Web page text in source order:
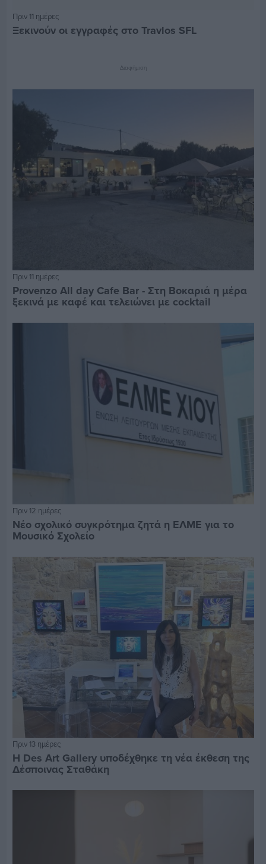
Πριν 11 ημέρες
Ξεκινούν οι εγγραφές στο Travlos SFL
Διαφήμιση
Πριν 11 ημέρες
Provenzo All day Cafe Bar - Στη Βοκαριά η μέρα
ξεκινά με καφέ και τελειώνει με cocktail
Πριν 12 ημέρες
Νέο σχολικό συγκρότημα ζητά η ΕΛΜΕ για το
Μουσικό Σχολείο
Πριν 13 ημέρες
Η Des Art Gallery υποδέχθηκε τη νέα έκθεση της
Δέσποινας Σταθάκη